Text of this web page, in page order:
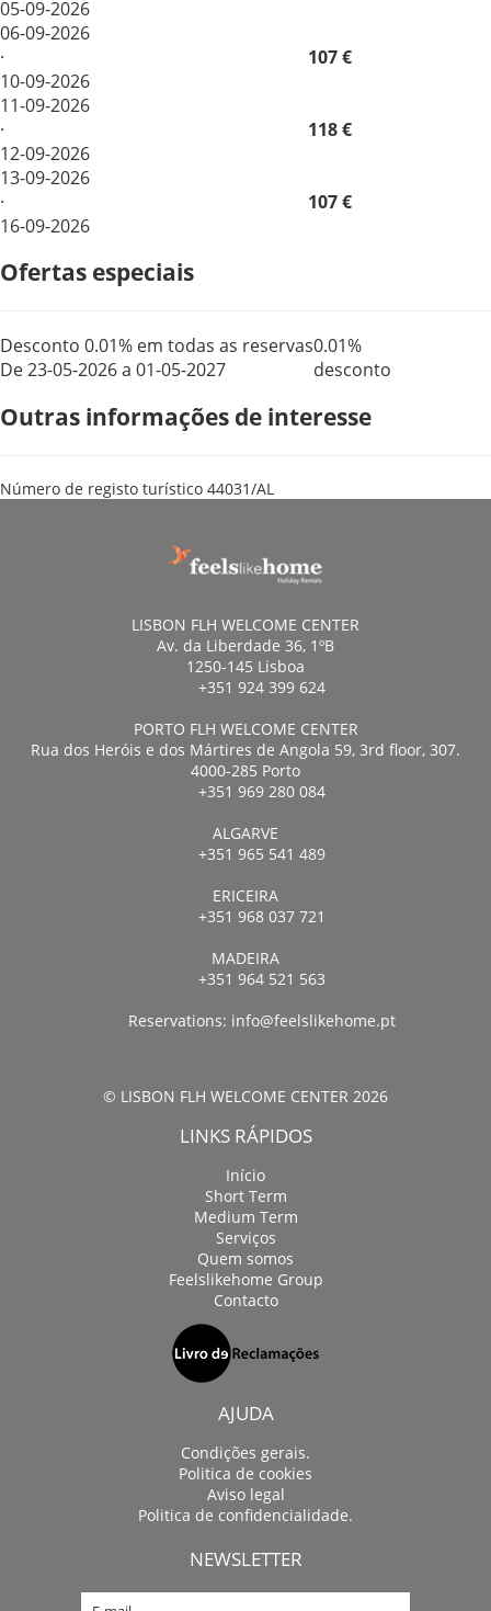
05-09-2026
06-09-2026
·
10-09-2026
107 €
11-09-2026
·
12-09-2026
118 €
13-09-2026
·
16-09-2026
107 €
Ofertas especiais
Desconto 0.01% em todas as reservas
De 23-05-2026 a 01-05-2027
0.01%
desconto
Outras informações de interesse
Número de registo turístico 44031/AL
LISBON FLH WELCOME CENTER
Av. da Liberdade 36, 1ºB
1250-145 Lisboa
+351 924 399 624
PORTO FLH WELCOME CENTER
Rua dos Heróis e dos Mártires de Angola 59, 3rd floor, 307.
4000-285 Porto
+351 969 280 084
ALGARVE
+351 965 541 489
ERICEIRA
+351 968 037 721
MADEIRA
+351 964 521 563
Reservations: info@feelslikehome.pt
© LISBON FLH WELCOME CENTER 2026
LINKS RÁPIDOS
Início
Short Term
Medium Term
Serviços
Quem somos
Feelslikehome Group
Contacto
AJUDA
Condições gerais.
Politica de cookies
Aviso legal
Politica de confidencialidade.
NEWSLETTER